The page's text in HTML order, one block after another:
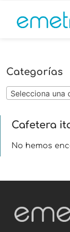
Categorías
Selecciona una
Cafetera
No hemos